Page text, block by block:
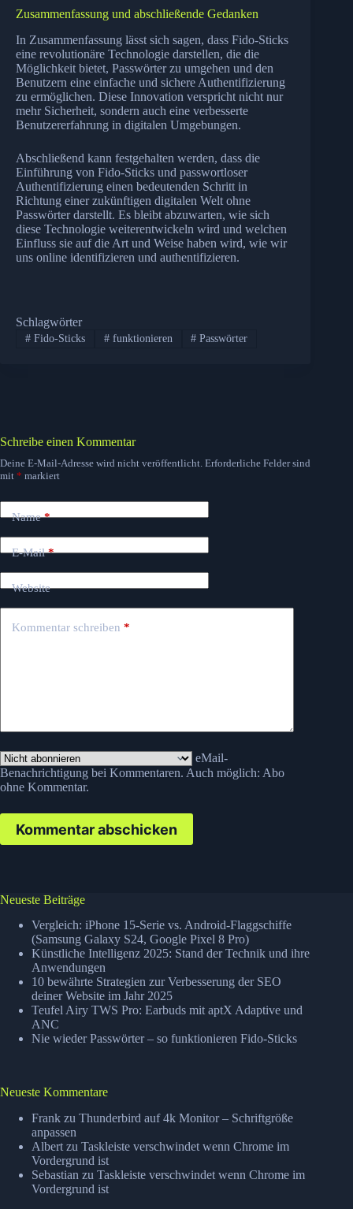
Zusammenfassung und abschließende Gedanken
In Zusammenfassung lässt sich sagen, dass Fido-Sticks
eine revolutionäre Technologie darstellen, die die
Möglichkeit bietet, Passwörter zu umgehen und den
Benutzern eine einfache und sichere Authentifizierung
zu ermöglichen. Diese Innovation verspricht nicht nur
mehr Sicherheit, sondern auch eine verbesserte
Benutzererfahrung in digitalen Umgebungen.
Abschließend kann festgehalten werden, dass die
Einführung von Fido-Sticks und passwortloser
Authentifizierung einen bedeutenden Schritt in
Richtung einer zukünftigen digitalen Welt ohne
Passwörter darstellt. Es bleibt abzuwarten, wie sich
diese Technologie weiterentwickeln wird und welchen
Einfluss sie auf die Art und Weise haben wird, wie wir
uns online identifizieren und authentifizieren.
Schlagwörter
#Fido-Sticks #funktionieren # Passwörter
Schreibe einen Kommentar
Deine E-Mail-Adresse wird nicht veröffentlicht. Erforderliche Felder sind
mit * markiert
Name*
E-Mail*
Website
Kommentar schreiben *
eMail-
Benachrichtigung bei Kommentaren. Auch möglich: Abo
ohne Kommentar.
Kommentar abschicken
Neueste Beiträge
Vergleich: iPhone 15-Serie vs. Android-Flaggschiffe
(Samsung Galaxy S24, Google Pixel 8 Pro)
Künstliche Intelligenz 2025: Stand der Technik und ihre
Anwendungen
10 bewährte Strategien zur Verbesserung der SEO
deiner Website im Jahr 2025
Teufel Airy TWS Pro: Earbuds mit aptX Adaptive und
ANC
Nie wieder Passwörter – so funktionieren Fido-Sticks
Neueste Kommentare
Frank zu Thunderbird auf 4k Monitor – Schriftgröße
anpassen
Albert zu Taskleiste verschwindet wenn Chrome im
Vordergrund ist
Sebastian zu Taskleiste verschwindet wenn Chrome im
Vordergrund ist